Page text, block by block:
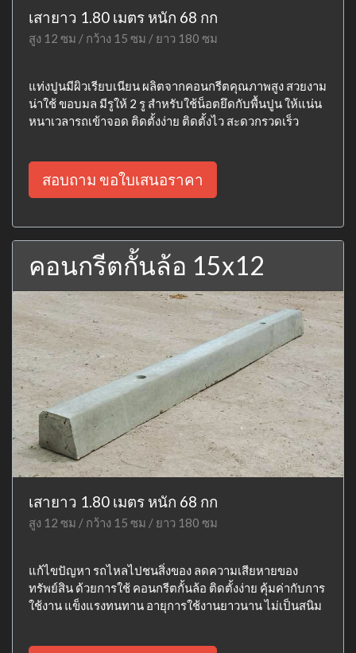
เสายาว 1.80 เมตร หนัก 68 กก
สูง 12 ซม / กว้าง 15 ซม / ยาว 180 ซม
แท่งปูนมีผิวเรียบเนียน ผลิตจากคอนกรีตคุณภาพสูง สวยงาม
น่าใช้ ขอบมล มีรูให้ 2 รู สำหรับใช้น็อตยึดกับพื้นปูน ให้แน่น
หนาเวลารถเข้าจอด ติดตั้งง่าย ติดตั้งไว สะดวกรวดเร็ว
สอบถาม ขอใบเสนอราคา
คอนกรีตกั้นล้อ 15x12
เสายาว 1.80 เมตร หนัก 68 กก
สูง 12 ซม / กว้าง 15 ซม / ยาว 180 ซม
แก้ไขปัญหา รถไหลไปชนสิ่งของ ลดความเสียหายของ
ทรัพย์สิน ด้วยการใช้ คอนกรีตกั้นล้อ ติดตั้งง่าย คุ้มค่ากับการ
ใช้งาน แข็งแรงทนทาน อายุการใช้งานยาวนาน ไม่เป็นสนิม